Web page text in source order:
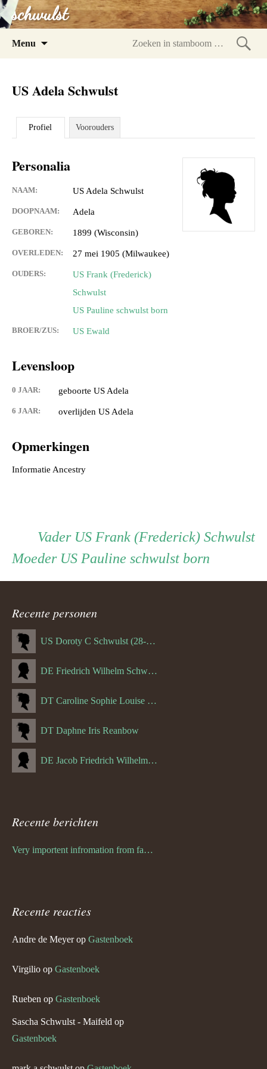
schwulst
Menu
US Adela Schwulst
Profiel Voorouders
Personalia
NAAM: US Adela Schwulst
DOOPNAAM: Adela
GEBOREN: 1899 (Wisconsin)
OVERLEDEN: 27 mei 1905 (Milwaukee)
OUDERS:
US Frank (Frederick)
Schwulst
US Pauline schwulst born
BROER/ZUS: US Ewald
Levensloop
0 JAAR: geboorte US Adela
6 JAAR: overlijden US Adela
Opmerkingen
Persoon
ouder
navigatie
Vader Vader
US Frank (Frederick) Schwulst
Moeder Moeder
US Pauline schwulst born
Recente personen
US Doroty C Schwulst (28-12-1919)
DE Friedrich Wilhelm Schwulst
DT Caroline Sophie Louise Schreuder born Schwulst (13-05-1866)
DT Daphne Iris Reanbow
DE Jacob Friedrich Wilhelm Hurth
Recente berichten
Very importent infromation from family Schwulst
Recente reacties
Andre de Meyerop Gastenboek
Virgilio op Gastenboek
Rueben op Gastenboek
Sascha Schwulst - Maifeld op
Gastenboek